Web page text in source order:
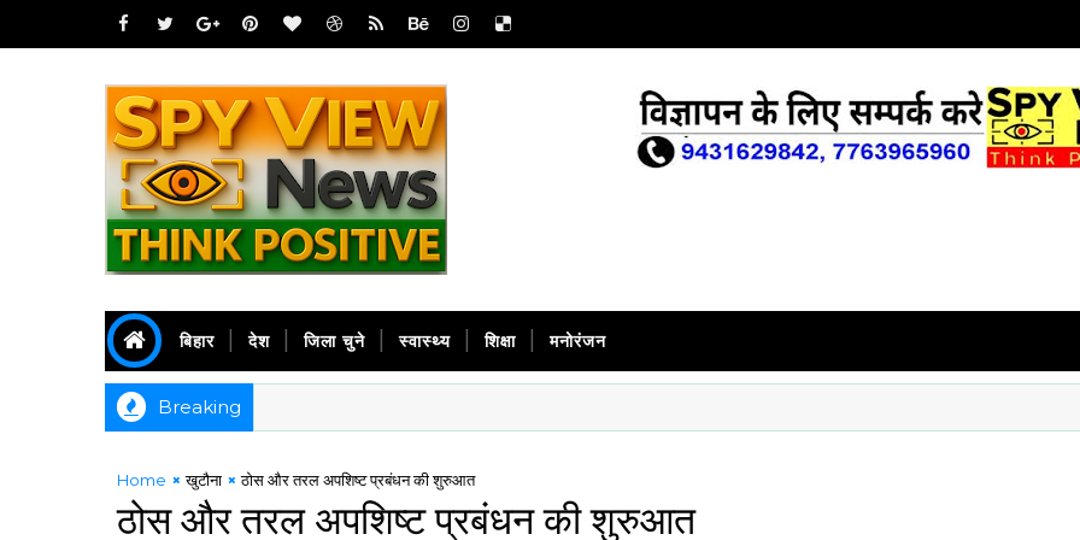
बिहार देश जिला चुने स्वास्थ्य शिक्षा मनोरंजन
Breaking
Home खुटौना ठोस और तरल अपशिष्ट प्रबंधन की शुरुआत
ठोस और तरल अपशिष्ट प्रबंधन की शुरुआत